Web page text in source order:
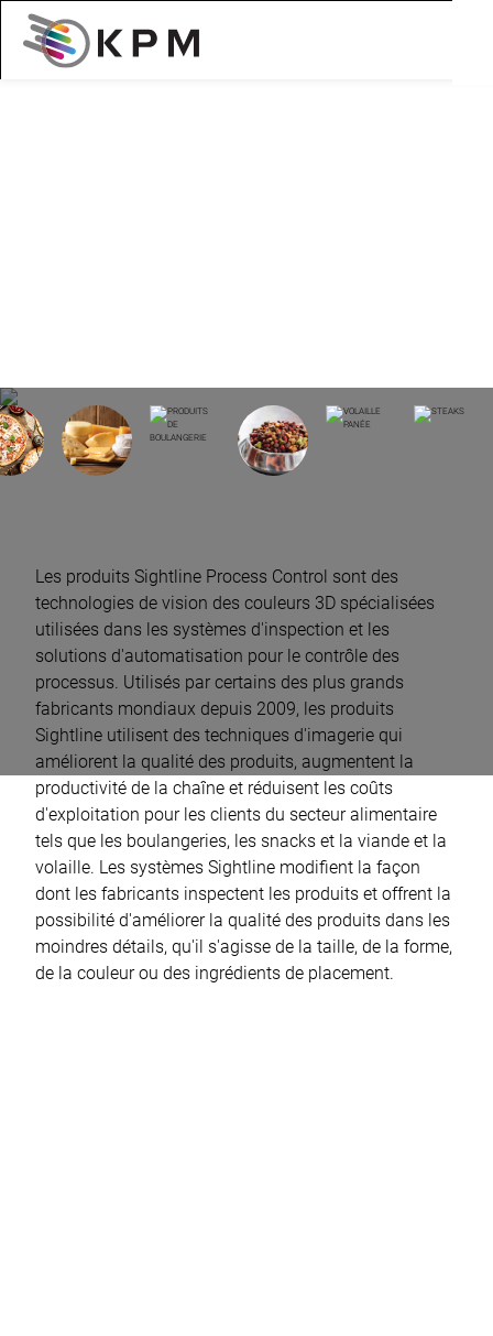
Les produits Sightline Process Control sont des
technologies de vision des couleurs 3D spécialisées
utilisées dans les systèmes d'inspection et les
solutions d'automatisation pour le contrôle des
processus. Utilisés par certains des plus grands
fabricants mondiaux depuis 2009, les produits
Sightline utilisent des techniques d'imagerie qui
améliorent la qualité des produits, augmentent la
productivité de la chaîne et réduisent les coûts
d'exploitation pour les clients du secteur alimentaire
tels que les boulangeries, les snacks et la viande et la
volaille. Les systèmes Sightline modifient la façon
dont les fabricants inspectent les produits et offrent la
possibilité d'améliorer la qualité des produits dans les
moindres détails, qu'il s'agisse de la taille, de la forme,
de la couleur ou des ingrédients de placement.